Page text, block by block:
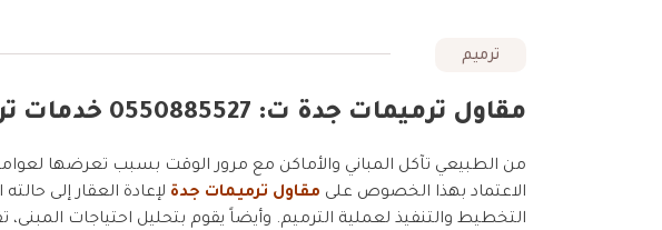
ترميم
مقاول ترميمات جدة ت: 0550885527 خدمات ترميمات عامة بجدة
من الطبيعي تآكل المباني والأماكن مع مرور الوقت بسبب تعرضها
الاعتماد بهذا الخصوص على مقاول ترميمات جدة لإعادة العقار إلى
التخطيط والتنفيذ لعملية الترميم. وأيضاً يقوم بتحليل احتياجات